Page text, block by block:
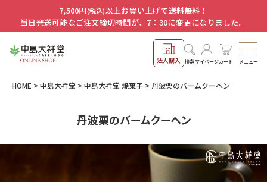
7,500円(税込)以上お買い上げで送料無料！
当日発送可能なご注文締切時間が、7：30に変更になりました。
法人購入 検索マイページカート メニュー
HOME 中島大祥堂 中島大祥堂 焼菓子 丹波栗のバームクーヘン
丹波栗のバームクーヘン